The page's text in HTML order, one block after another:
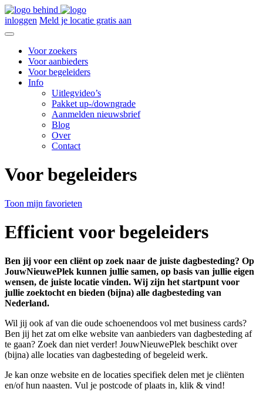
inloggen Meld je locatie gratis aan
Voor zoekers
Voor aanbieders
Voor begeleiders
Info
Uitlegvideo’s
Pakket up-/downgrade
Aanmelden nieuwsbrief
Blog
Over
Contact
Voor begeleiders
Toon mijn favorieten
Efficient voor begeleiders
Ben jij voor een cliënt op zoek naar de juiste dagbesteding? Op
JouwNieuwePlek kunnen jullie samen, op basis van jullie eigen
wensen, de juiste locatie vinden. Wij zijn het startpunt voor
jullie zoektocht en bieden (bijna) alle dagbesteding van
Nederland.
Wil jij ook af van die oude schoenendoos vol met business cards?
Ben jij het zat om elke website van aanbieders van dagbesteding af
te gaan? Zoek dan niet verder! JouwNieuwePlek beschikt over
(bijna) alle locaties van dagbesteding of begeleid werk.
Je kan onze website en de locaties specifiek delen met je cliënten
en/of hun naasten. Vul je postcode of plaats in, klik & vind!